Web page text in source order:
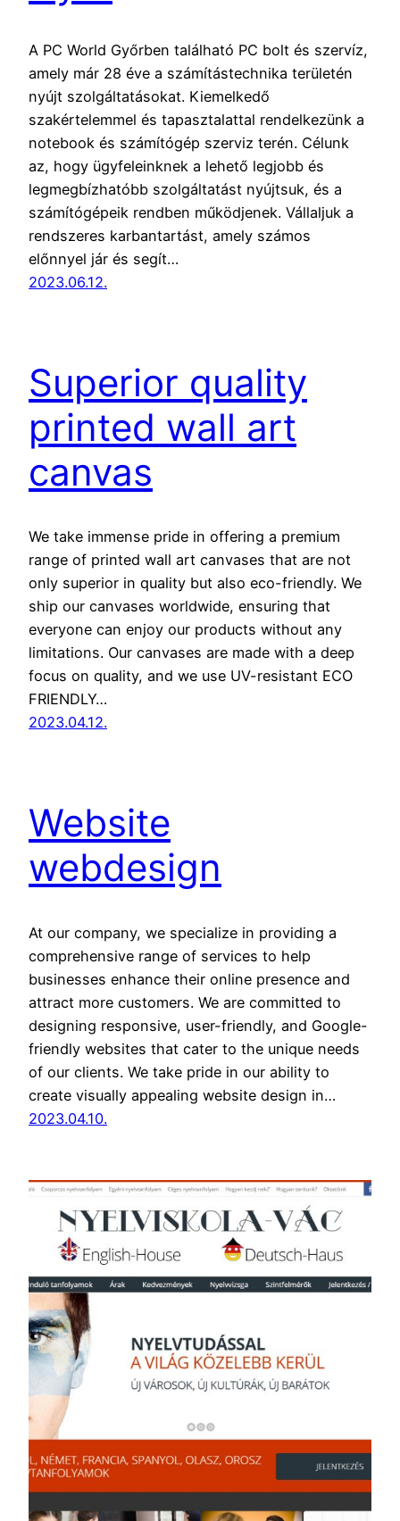
A PC World Győrben található PC bolt és szervíz,
amely már 28 éve a számítástechnika területén
nyújt szolgáltatásokat. Kiemelkedő
szakértelemmel és tapasztalattal rendelkezünk a
notebook és számítógép szerviz terén. Célunk
az, hogy ügyfeleinknek a lehető legjobb és
legmegbízhatóbb szolgáltatást nyújtsuk, és a
számítógépeik rendben működjenek. Vállaljuk a
rendszeres karbantartást, amely számos
előnnyel jár és segít…
2023.06.12.
Superior quality
printed wall art
canvas
We take immense pride in offering a premium
range of printed wall art canvases that are not
only superior in quality but also eco-friendly. We
ship our canvases worldwide, ensuring that
everyone can enjoy our products without any
limitations. Our canvases are made with a deep
focus on quality, and we use UV-resistant ECO
FRIENDLY…
2023.04.12.
Website
webdesign
At our company, we specialize in providing a
comprehensive range of services to help
businesses enhance their online presence and
attract more customers. We are committed to
designing responsive, user-friendly, and Google-
friendly websites that cater to the unique needs
of our clients. We take pride in our ability to
create visually appealing website design in…
2023.04.10.